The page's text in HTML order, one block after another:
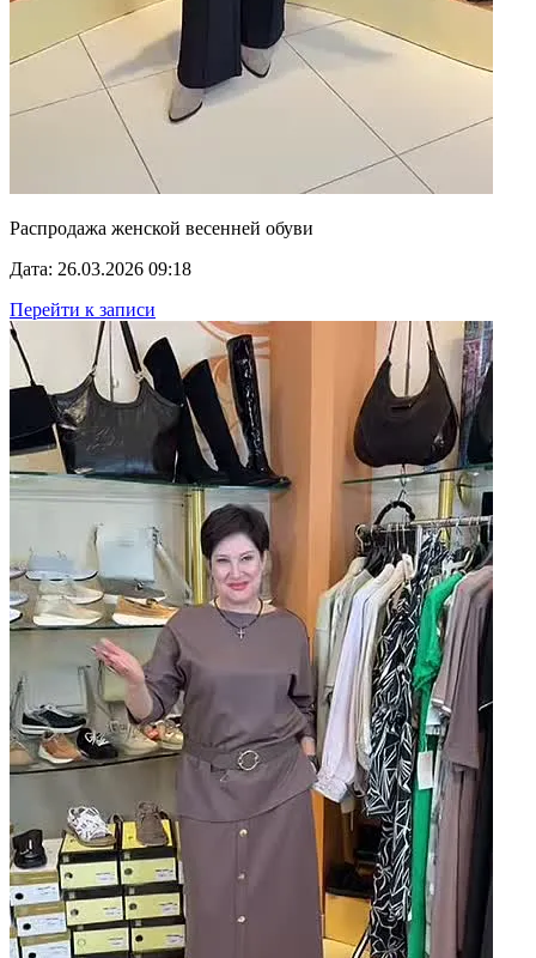
Распродажа женской весенней обуви
Дата: 26.03.2026 09:18
Перейти к записи